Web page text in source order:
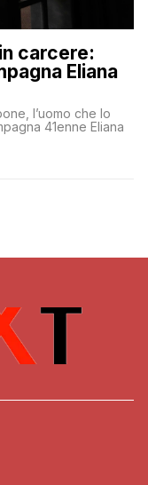
carcere:
Eliana
l’uomo che lo
41enne Eliana